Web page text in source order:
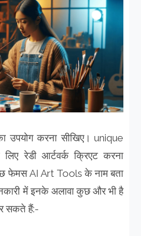
करना सीखिए। unique
रेडी आर्टवर्क क्रिएट करना
फेमस AI Art Tools के नाम बता
में इनके अलावा कुछ और भी है
सकते हैं:-